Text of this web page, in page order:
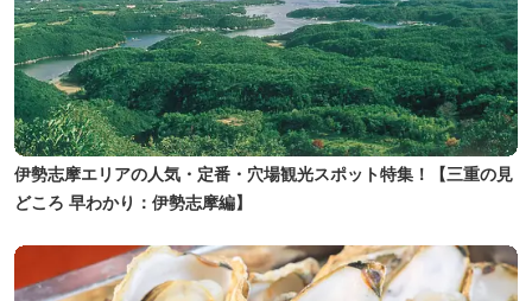
伊勢志摩エリアの人気・定番・穴場観光スポット特集！【三重の見
どころ 早わかり：伊勢志摩編】